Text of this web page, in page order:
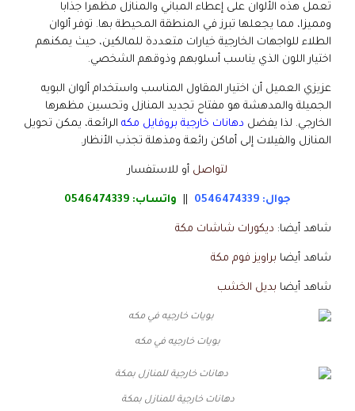
تعمل هذه الألوان على إعطاء المباني والمنازل مظهرا جذابا
ومميزا، مما يجعلها تبرز في المنطقة المحيطة بها. توفر ألوان
الطلاء للواجهات الخارجية خيارات متعددة للمالكين، حيث يمكنهم
اختيار اللون الذي يناسب أسلوبهم وذوقهم الشخصي.
عزيزي العميل أن اختيار المقاول المناسب واستخدام ألوان البويه
الجميلة والمدهشة هو مفتاح تجديد المنازل وتحسين مظهرها
الخارجي. لذا يفضل دهانات خارجية بروفايل مكه الرائعة، يمكن تحويل
المنازل والفيلات إلى أماكن رائعة ومذهلة تجذب الأنظار.
لتواصل أو للاستفسار
جوال: 0546474339 واتساب: 0546474339
شاهد أيضا: ديكورات شاشات مكة
شاهد أيضا براويز فوم مكة
شاهد أيضا بديل الخشب
بويات خارجيه في مكه
دهانات خارجية للمنازل بمكة